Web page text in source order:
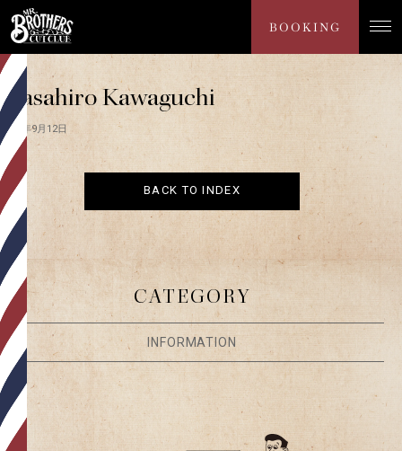
BOOKING
NEWS
CATEGORY
INFORMATION
Masahiro Kawaguchi
2025年9月12日
BACK TO INDEX